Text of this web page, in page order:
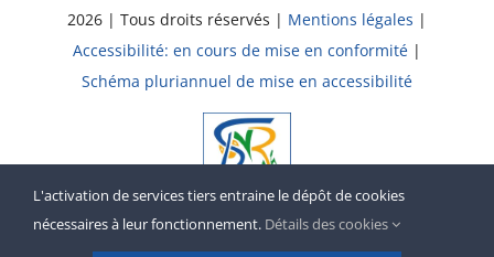
2026 | Tous droits réservés | Mentions légales |
Accessibilité: en cours de mise en conformité |
Schéma pluriannuel de mise en accessibilité
L'activation de services tiers entraine le dépôt de cookies
nécessaires à leur fonctionnement. Détails des cookies